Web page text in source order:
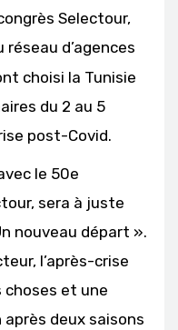
Selectour,
réseau d’agences
choisi la Tunisie
du 2 au 5
post-Covid.
le 50e
sera à juste
nouveau départ ».
l’après-crise
choses et une
deux saisons